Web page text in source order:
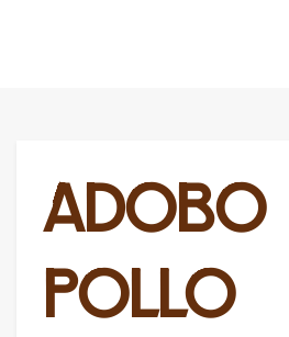
ADOBO
POLLO